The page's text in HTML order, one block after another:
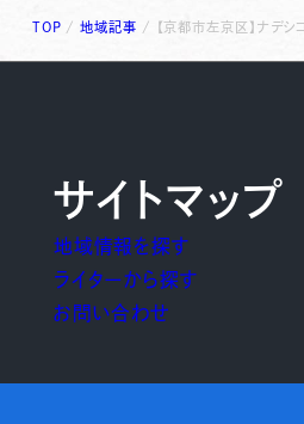
TOP /地域記事 / 【京都市左京区】ナデ
サイトマップ
地域情報を探す
ライターから探す
お問い合わせ